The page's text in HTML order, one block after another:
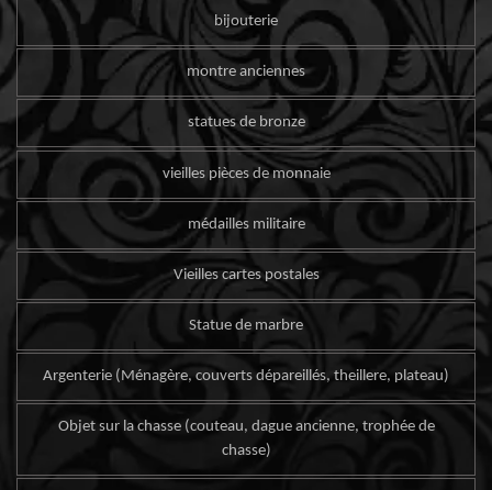
bijouterie
montre anciennes
statues de bronze
vieilles pièces de monnaie
médailles militaire
Vieilles cartes postales
Statue de marbre
Argenterie (Ménagère, couverts dépareillés, theillere, plateau)
Objet sur la chasse (couteau, dague ancienne, trophée de
chasse)